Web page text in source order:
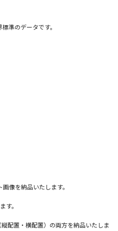
準のデータです。
像を納品いたします。
す。
配置・横配置）の両方を納品いたしま